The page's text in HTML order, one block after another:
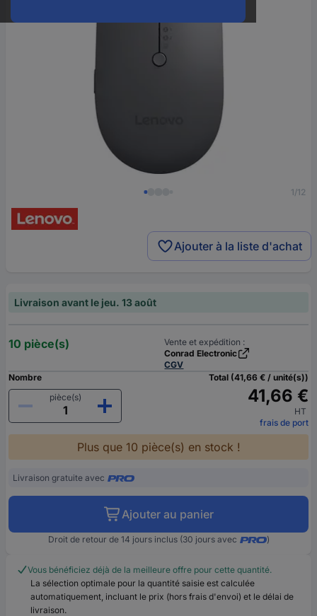
1/12
Ajouter à la liste d'achat
Livraison avant le jeu. 13 août
10 pièce(s)
Vente et expédition :
Conrad Electronic
CGV
Nombre
pièce(s)
Total (41,66 € / unité(s))
41,66 €
HT
frais de port
Plus que 10 pièce(s) en stock !
Livraison gratuite avec
Ajouter au panier
Droit de retour de 14 jours inclus (30 jours avec )
Vous bénéficiez déjà de la meilleure offre pour cette quantité.
La sélection optimale pour la quantité saisie est calculée
automatiquement, incluant le prix (hors frais d'envoi) et le délai de
livraison.